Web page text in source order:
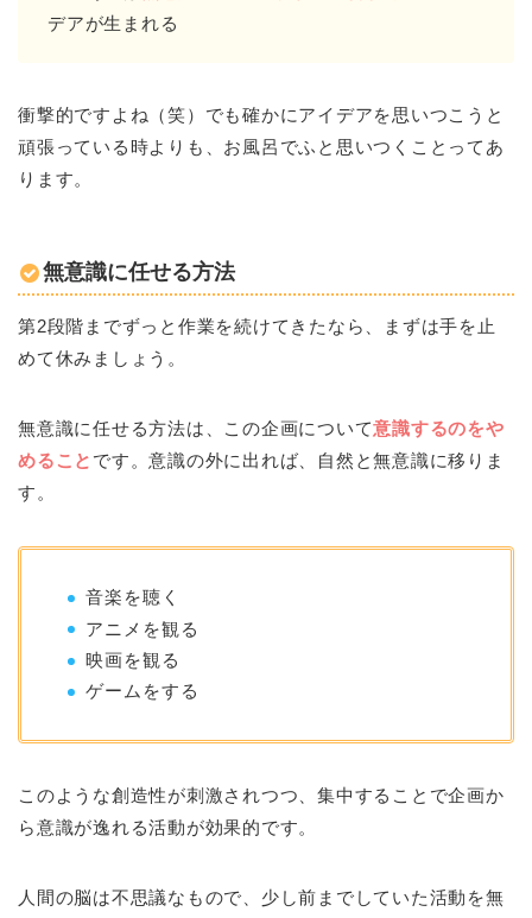
デアが生まれる
衝撃的ですよね（笑）でも確かにアイデアを思いつこうと
頑張っている時よりも、お風呂でふと思いつくことってあ
ります。
無意識に任せる方法
第2段階までずっと作業を続けてきたなら、まずは手を止
めて休みましょう。
無意識に任せる方法は、この企画について意識するのをや
めること です。意識の外に出れば、自然と無意識に移りま
す。
音楽を聴く
アニメを観る
映画を観る
ゲームをする
このような創造性が刺激されつつ、集中することで企画か
ら意識が逸れる活動が効果的です。
人間の脳は不思議なもので、少し前までしていた活動を無